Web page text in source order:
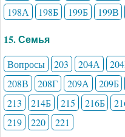
198А
198Б 199Б 199В
15. Семья
Вопросы 203 204А
208В
208Г 209А 209Б
213
214Б 215 216Б
219
220 221